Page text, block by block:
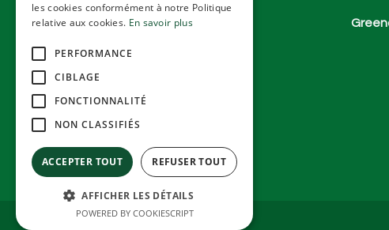
les cookies conformément à notre Politique
relative aux cookies. En savoir plus
PERFORMANCE
CIBLAGE
FONCTIONNALITÉ
NON CLASSIFIÉS
ACCEPTER TOUT REFUSER TOUT
AFFICHER LES DÉTAILS
POWERED BY COOKIESCRIPT